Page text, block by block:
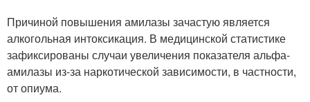
Причиной повышения амилазы зачастую является
алкогольная интоксикация. В медицинской статистике
зафиксированы случаи увеличения показателя альфа-
амилазы из-за наркотической зависимости, в частности,
от опиума.